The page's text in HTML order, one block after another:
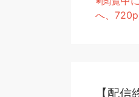
へ、720p
【配